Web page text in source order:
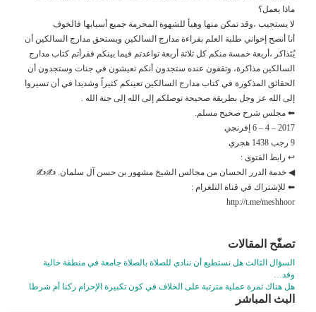
ماذا يعمل؟
لا يستجيب ،وقد تمكن منها وهيأ للشهوة المحرمة جميع أسبابها فالخوف
أنا أنصح إخواني طلبة العلم بقراءة مدارج السالكين ويستحق مدارج السالكين أن
يُتَذاكر ،أربعة خمسة منكم كل ثلاثة أربعة تواعدتم فيما بينكم فقرأتم كتاب مدارج
السالكين مذاكرة، وتقفون عنده ستجدون أنكم تعيشون في جنات وستجدون أن
الحقائق المذكورة في كتاب مدارج السالكين تعينكم كثيراً وشديدا في أن تسيروا
إلى الله عز وجل بطريقة صحيحة توصلكم إلى الله إلى جنة الله .
⬅ مجلس شرح صحيح مسلم.
2017 – 4 – 6 إفرنجي
9 رجب 1438 هجري
↩ رابط الفتوى :
◀ خدمة الدرر الحسان من مجالس الشيخ مشهور بن حسن آل سلمان. ✍✍
⬅ للإشتراك في قناة التلغرام :
http://t.me/meshhoor
تصفّح المقالات
السؤال الثالث هل نستطيع أن ننادي للصلاة بالصلاة جامعة في منطقة خالية
وقد…
هل هناك ثمرة عملية مترتبة على الخلاف في كون تكبيرة الإحرام ركنا أم شرطا
البث المباشر